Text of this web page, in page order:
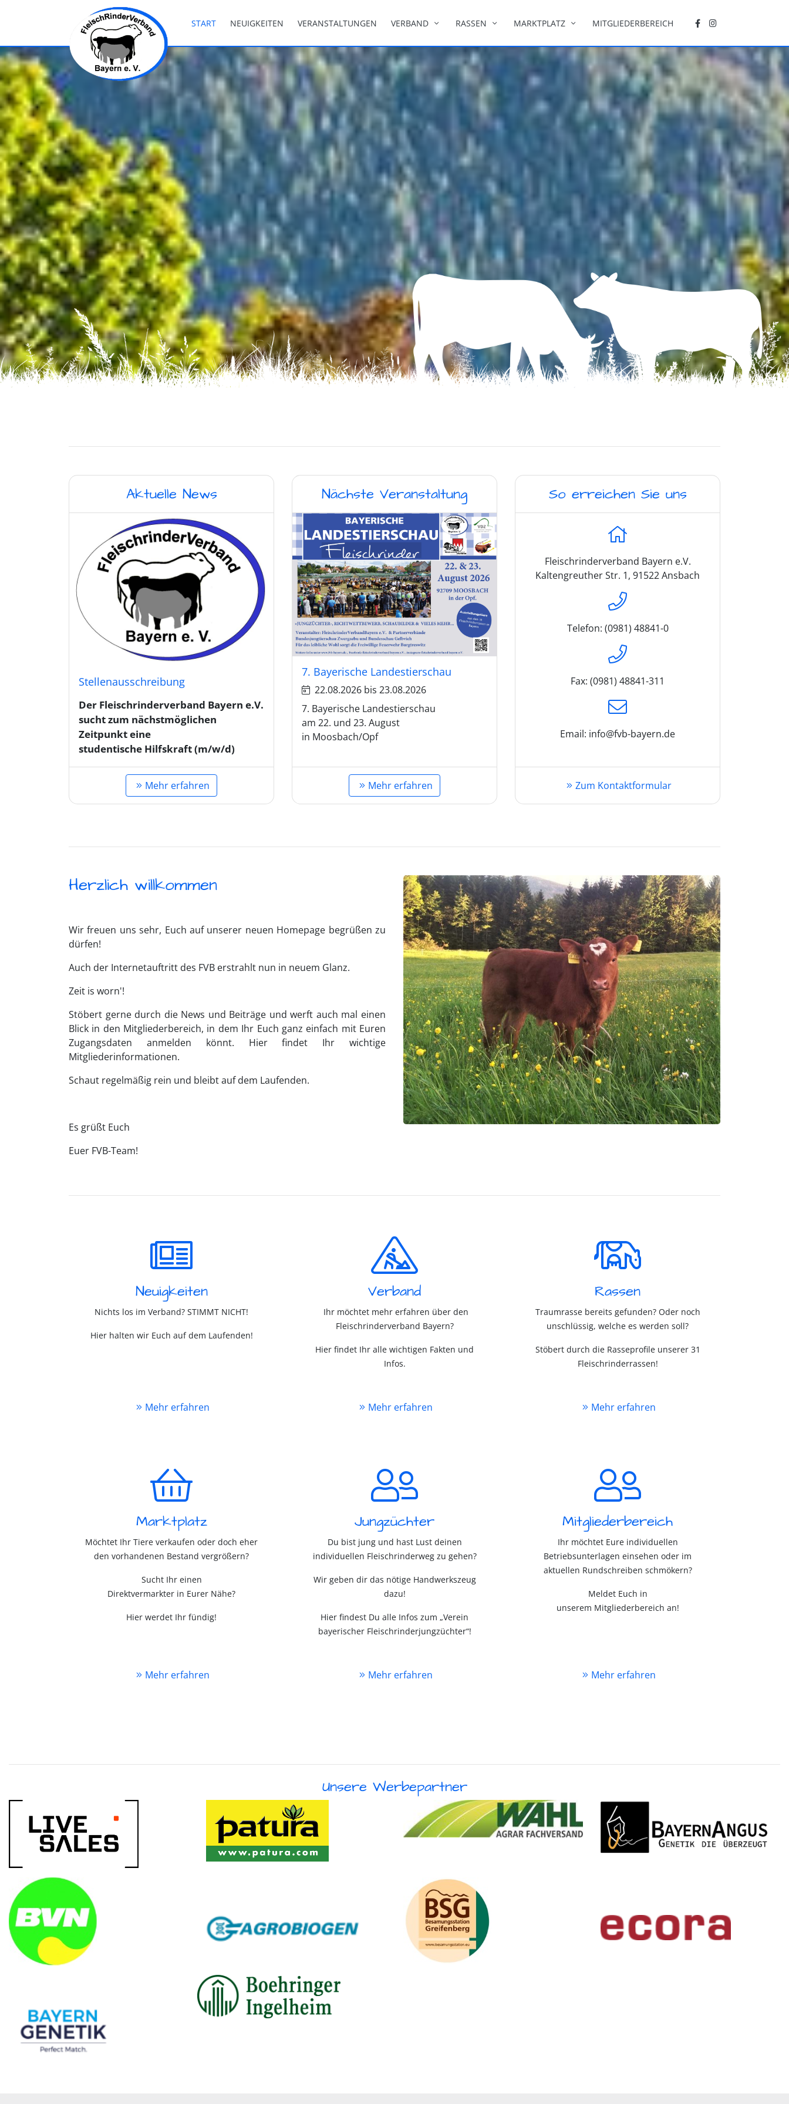
START NEUIGKEITEN VERANSTALTUNGEN VERBAND RASSEN MARKTPLATZ MITGLIEDERBEREICH
Aktuelle News
Stellenausschreibung
Der Fleischrinderverband Bayern e.V.
sucht zum nächstmöglichen
Zeitpunkt eine
studentische Hilfskraft (m/w/d)
Mehr erfahren
Nächste Veranstaltung
7. Bayerische Landestierschau
22.08.2026 bis 23.08.2026
7. Bayerische Landestierschau
am 22. und 23. August
in Moosbach/Opf
Mehr erfahren
So erreichen Sie uns
Fleischrinderverband Bayern e.V.
Kaltengreuther Str. 1, 91522 Ansbach
Telefon: (0981) 48841-0
Fax: (0981) 48841-311
Email: info@fvb-bayern.de
Zum Kontaktformular
Herzlich willkommen
Wir freuen uns sehr, Euch auf unserer neuen Homepage begrüßen zu
dürfen!
Auch der Internetauftritt des FVB erstrahlt nun in neuem Glanz.
Zeit is worn'!
Stöbert gerne durch die News und Beiträge und werft auch mal einen
Blick in den Mitgliederbereich, in dem Ihr Euch ganz einfach mit Euren
Zugangsdaten anmelden könnt. Hier findet Ihr wichtige
Mitgliederinformationen.
Schaut regelmäßig rein und bleibt auf dem Laufenden.
Es grüßt Euch
Euer FVB-Team!
Neuigkeiten
Nichts los im Verband? STIMMT NICHT!
Hier halten wir Euch auf dem Laufenden!
Mehr erfahren
Verband
Ihr möchtet mehr erfahren über den
Fleischrinderverband Bayern?
Hier findet Ihr alle wichtigen Fakten und
Infos.
Mehr erfahren
Rassen
Traumrasse bereits gefunden? Oder noch
unschlüssig, welche es werden soll?
Stöbert durch die Rasseprofile unserer 31
Fleischrinderrassen!
Mehr erfahren
Marktplatz
Möchtet Ihr Tiere verkaufen oder doch eher
den vorhandenen Bestand vergrößern?
Sucht Ihr einen
Direktvermarkter in Eurer Nähe?
Hier werdet Ihr fündig!
Mehr erfahren
Jungzüchter
Du bist jung und hast Lust deinen
individuellen Fleischrinderweg zu gehen?
Wir geben dir das nötige Handwerkszeug
dazu!
Hier findest Du alle Infos zum „Verein
bayerischer Fleischrinderjungzüchter“!
Mehr erfahren
Mitgliederbereich
Ihr möchtet Eure individuellen
Betriebsunterlagen einsehen oder im
aktuellen Rundschreiben schmökern?
Meldet Euch in
unserem Mitgliederbereich an!
Mehr erfahren
Unsere Werbepartner